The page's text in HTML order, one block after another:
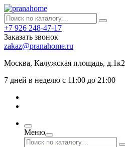
+7 926 248-47-17
Заказать звонок
zakaz@pranahome.ru
Москва, Калужская площадь, д.1к2
7 дней в неделю с 11:00 до 21:00
Меню